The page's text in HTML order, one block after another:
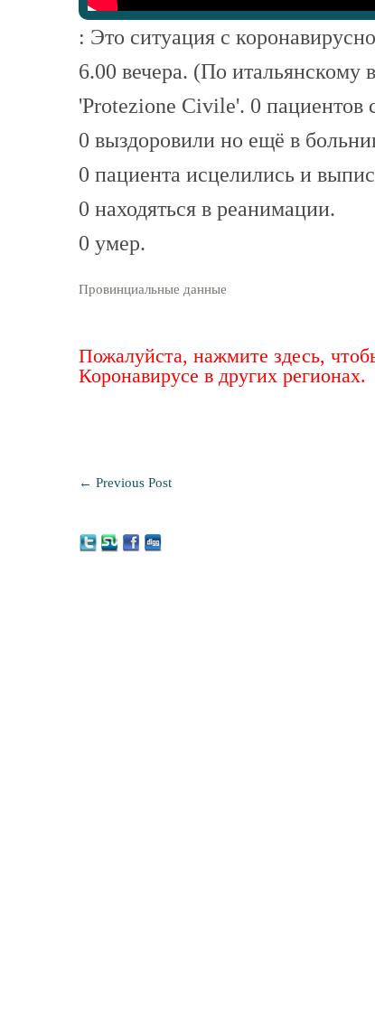
: Это ситуация с
6.00 вечера. (По
'Protezione Civile'. 0
0 выздоровили но ещё в
0 пациента исцелились и
0 находяться в реанимации.
0 умер.
Провинциальные данные
Пожалуйста, нажмите здесь,
Коронавирусе в других регионах.
← Previous Post